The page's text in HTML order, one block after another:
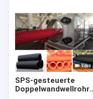
SPS-gesteuerte
Doppelwandwellrohr-